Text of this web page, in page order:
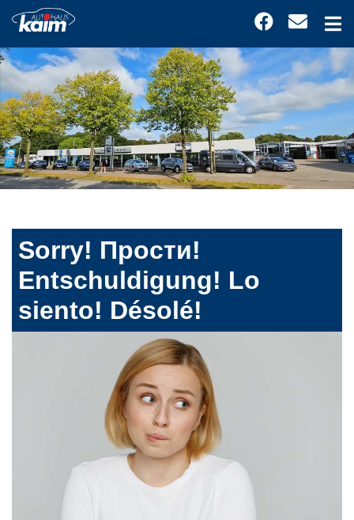
Sorry! Прости!
Entschuldigung! Lo
siento! Désolé!